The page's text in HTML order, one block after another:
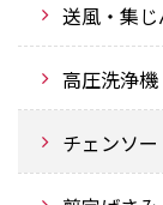
送風・集じ
高圧洗浄機
チェンソー